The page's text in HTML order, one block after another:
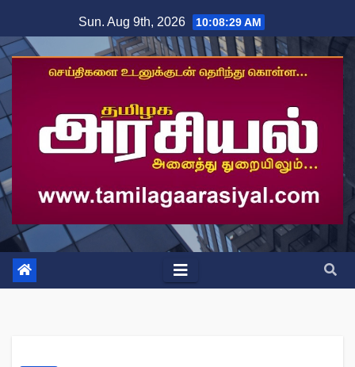
to
content
Sun. Aug 9th, 2026 10:08:30 AM